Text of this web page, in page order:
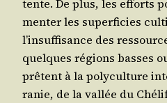
tente. De plus, les efforts
men­ter les super­fi­cies
l’in­suf­fi­sance des
quelques régions basses
prêtent à la poly­cul­ture
ra­nie, de la val­lée du